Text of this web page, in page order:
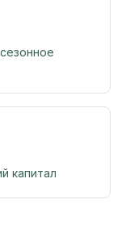
капитал